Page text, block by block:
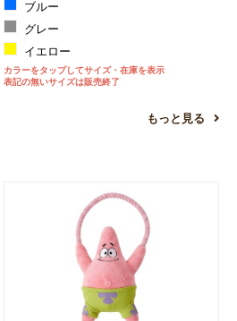
ブルー
グレー
イエロー
カラーをタップしてサイズ・在庫を表示
表記の無いサイズは販売終了
もっと見る